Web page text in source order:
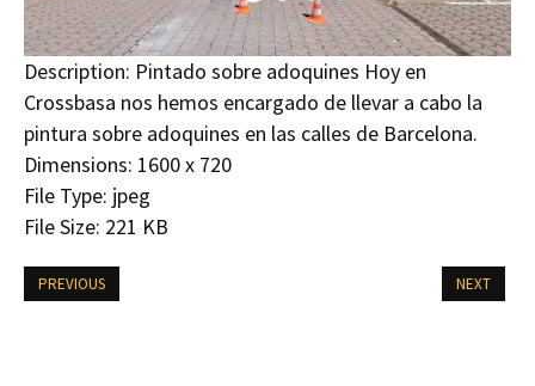
Description: Pintado sobre adoquines Hoy en
Crossbasa nos hemos encargado de llevar a cabo la
pintura sobre adoquines en las calles de Barcelona.
Dimensions: 1600 x 720
File Type: jpeg
File Size: 221 KB
PREVIOUS NEXT